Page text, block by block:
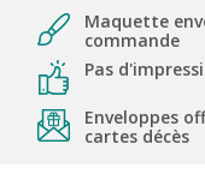
Maquette
commande
Pas
Enveloppes
cartes décès